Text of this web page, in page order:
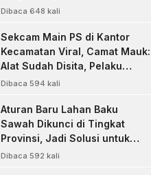
Dibaca 648 kali
Sekcam Main PS di Kantor
Kecamatan Viral, Camat Mauk:
Alat Sudah Disita, Pelaku
Disanksi Tegur
Dibaca 594 kali
Aturan Baru Lahan Baku
Sawah Dikunci di Tingkat
Provinsi, Jadi Solusi untuk
Pemda dan Pengembang
Dibaca 592 kali